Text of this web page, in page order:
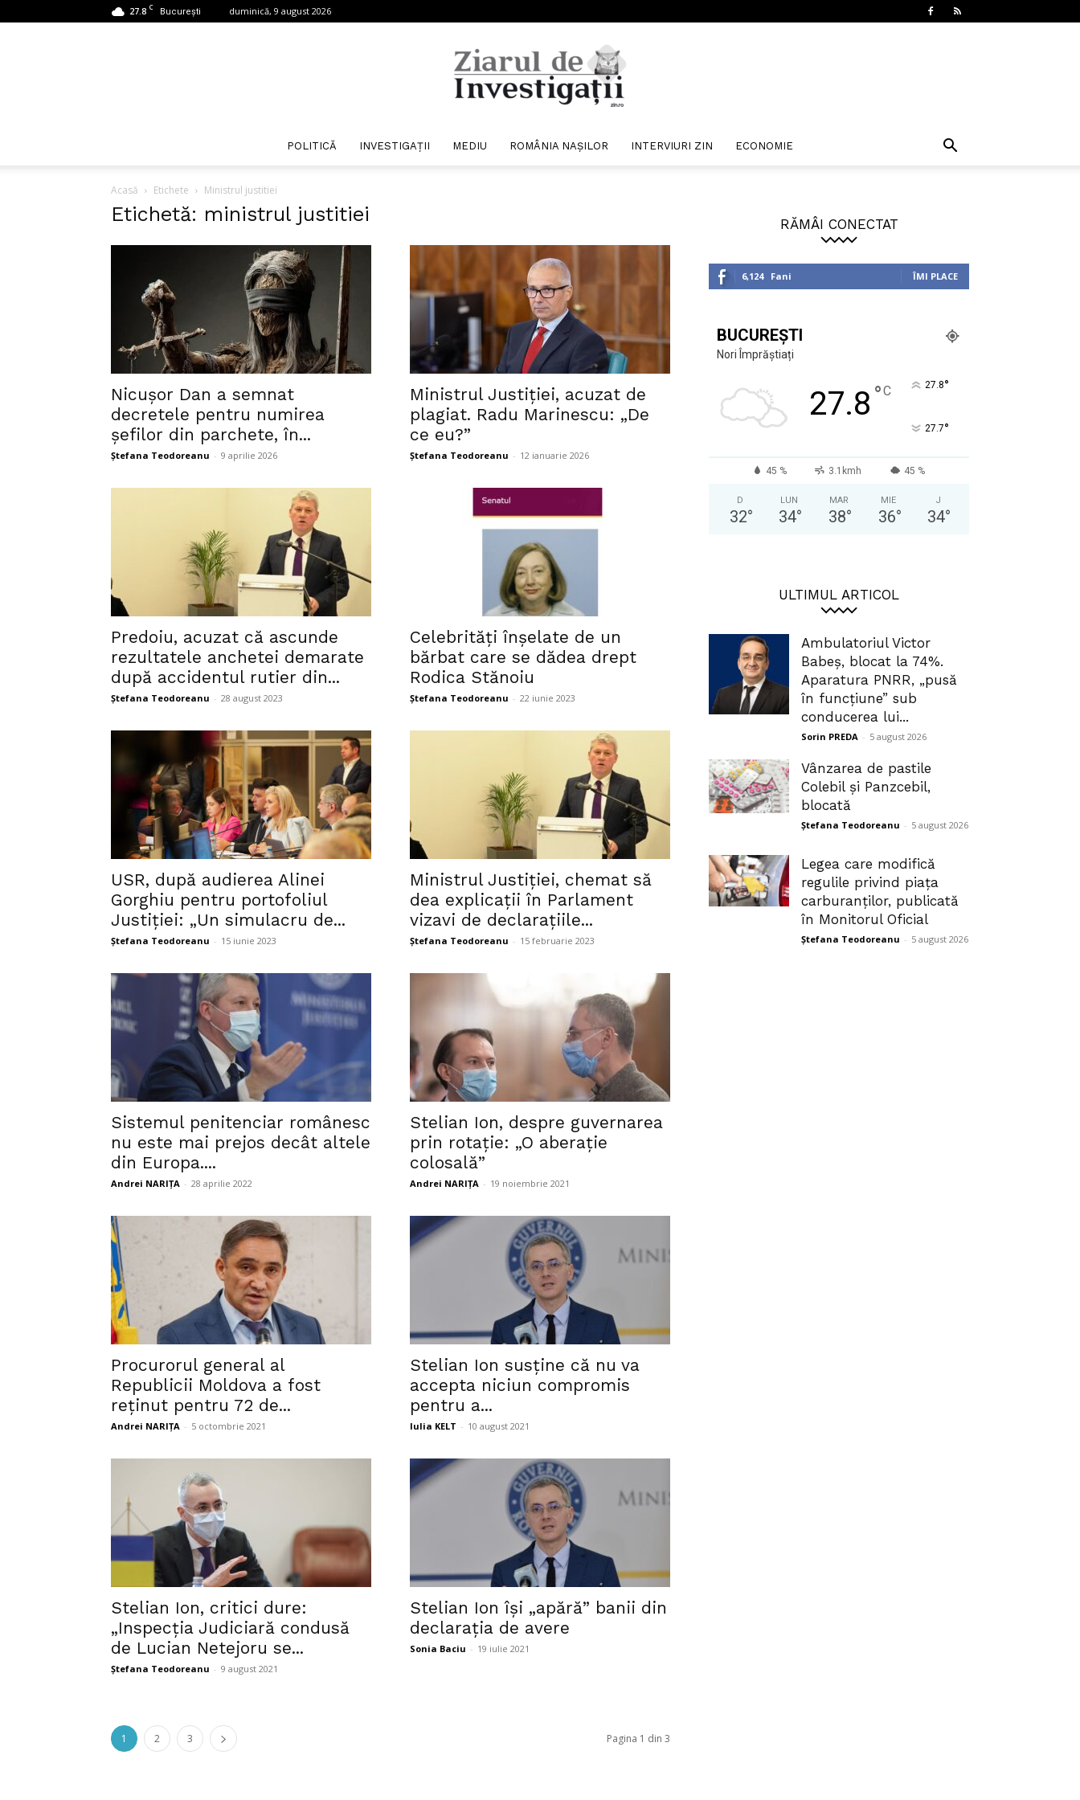
27.8 C București duminică, 9 august 2026
de
Investigații
POLITICĂ INVESTIGAȚII MEDIU ROMÂNIA NAȘILOR INTERVIURI ZIN ECONOMIE
Acasă Etichete Ministrul justitiei
Etichetă: ministrul justitiei
Nicușor Dan a semnat
decretele pentru numirea
șefilor din parchete, în...
Ștefana Teodoreanu - 9 aprilie 2026
Ministrul Justiției, acuzat de
plagiat. Radu Marinescu: „De
ce eu?”
Ștefana Teodoreanu - 12 ianuarie 2026
Predoiu, acuzat că ascunde
rezultatele anchetei demarate
după accidentul rutier din...
Ștefana Teodoreanu - 28 august 2023
Celebrități înșelate de un
bărbat care se dădea drept
Rodica Stănoiu
Ștefana Teodoreanu - 22 iunie 2023
USR, după audierea Alinei
Gorghiu pentru portofoliul
Justiției: „Un simulacru de...
Ștefana Teodoreanu - 15 iunie 2023
Ministrul Justiției, chemat să
dea explicații în Parlament
vizavi de declarațiile...
Ștefana Teodoreanu - 15 februarie 2023
Sistemul penitenciar românesc
nu este mai prejos decât altele
din Europa....
Andrei NARIȚA - 28 aprilie 2022
Stelian Ion, despre guvernarea
prin rotație: „O aberație
colosală”
Andrei NARIȚA - 19 noiembrie 2021
Procurorul general al
Republicii Moldova a fost
reținut pentru 72 de...
Andrei NARIȚA - 5 octombrie 2021
Stelian Ion susține că nu va
accepta niciun compromis
pentru a...
Iulia KELT - 10 august 2021
Stelian Ion, critici dure:
„Inspecția Judiciară condusă
de Lucian Netejoru se...
Ștefana Teodoreanu - 9 august 2021
Stelian Ion își „apără” banii din
declarația de avere
Sonia Baciu - 19 iulie 2021
1 2 3 Pagina 1 din 3
RĂMÂI CONECTAT
6,124 Fani ÎMI PLACE
BUCUREȘTI
Nori Împrăștiați
27.8 °C 27.8°
27.7°
45 % 3.1kmh 45 %
D
32°
LUN
34°
MAR
38°
MIE
36°
J
34°
ULTIMUL ARTICOL
Ambulatoriul Victor
Babeș, blocat la 74%.
Aparatura PNRR, „pusă
în funcțiune” sub
conducerea lui...
Sorin PREDA - 5 august 2026
Vânzarea de pastile
Colebil și Panzcebil,
blocată
Ștefana Teodoreanu - 5 august 2026
Legea care modifică
regulile privind piața
carburanților, publicată
în Monitorul Oficial
Ștefana Teodoreanu - 5 august 2026